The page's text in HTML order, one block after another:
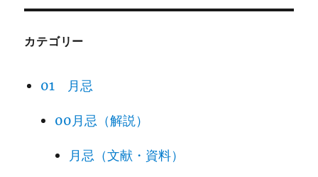
カテゴリー
01 月忌
00月忌（解説）
月忌（文献・資料）